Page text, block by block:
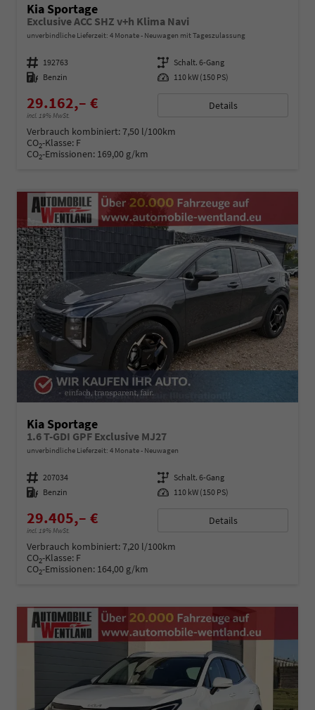
Kia Sportage
Exclusive ACC SHZ v+h Klima Navi
unverbindliche Lieferzeit: 4 Monate Neuwagen mit Tageszulassung
Fahrzeugnummer 192763 Getriebe Schalt. 6-Gang
Kraftstoff Benzin Leistung 110 kW (150 PS)
29.162,– €
incl. 19% MwSt.
Details
Verbrauch kombiniert:7,50 l/100km
CO2-Klasse: F
CO2-Emissionen: 169,00 g/km
Kia Sportage
1.6 T-GDI GPF Exclusive MJ27
unverbindliche Lieferzeit: 4 Monate Neuwagen
Fahrzeugnummer 207034 Getriebe Schalt. 6-Gang
Kraftstoff Benzin Leistung 110 kW (150 PS)
29.405,– €
incl. 19% MwSt.
Details
Verbrauch kombiniert:7,20 l/100km
CO2-Klasse: F
CO2-Emissionen: 164,00 g/km